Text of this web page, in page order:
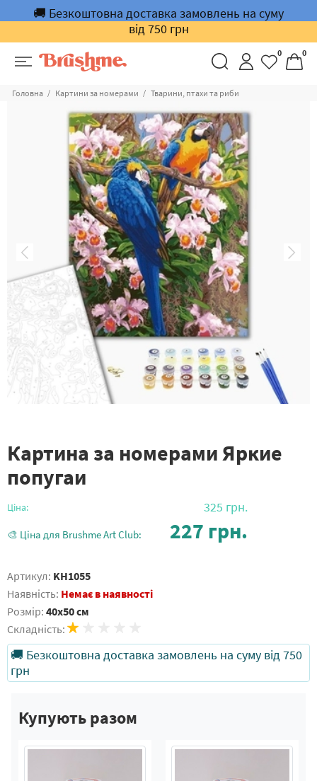
🚚 Безкоштовна доставка замовлень на суму
від 750 грн
0 0
Головна Картини за номерами Тварини, птахи та риби
Картина за номерами Яркие
попугаи
Ціна: 325 грн.
🎨 Ціна для Brushme Art Club: 227 грн.
Артикул: KH1055
Наявність: Немає в наявності
Розмір: 40x50 см
Складність:
🚚 Безкоштовна доставка замовлень на суму від 750
грн
Купують разом